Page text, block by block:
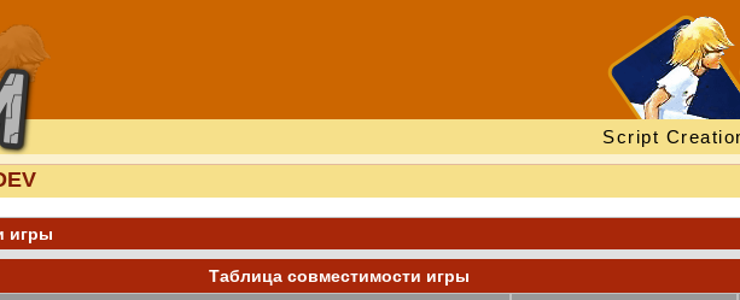
Script
игры
Таблица совместимости игры